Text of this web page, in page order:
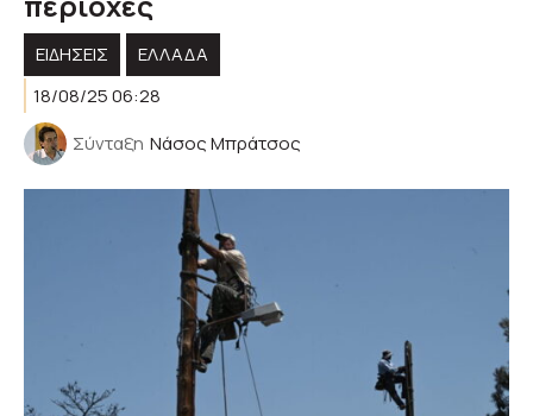
ΕΙΔΗΣΕΙΣ
ΕΛΛΑΔΑ
18/08/25 06:28
Σύνταξη Νάσος Μπράτσος